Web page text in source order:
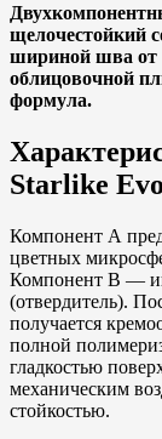
щелочестойкий
шириной шва от
облицовочной
формула.
Starlike Evo
Компонент А
цветных
Компонент В —
(отвердитель).
получается
полной
гладкостью
механическим
стойкостью.